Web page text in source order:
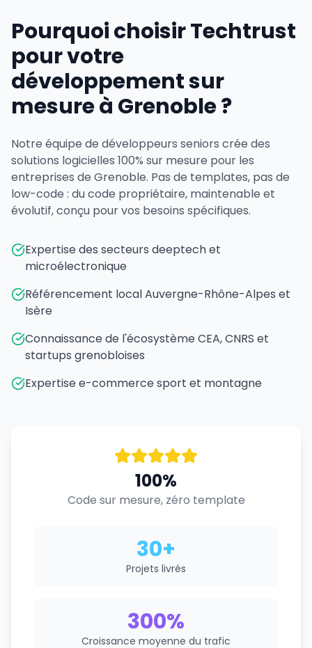
Pourquoi choisir Techtrust
pour votre
développement sur
mesure à Grenoble ?
Notre équipe de développeurs seniors crée des
solutions logicielles 100% sur mesure pour les
entreprises de Grenoble. Pas de templates, pas de
low-code : du code propriétaire, maintenable et
évolutif, conçu pour vos besoins spécifiques.
Expertise des secteurs deeptech et
microélectronique
Référencement local Auvergne-Rhône-Alpes et
Isère
Connaissance de l'écosystème CEA, CNRS et
startups grenobloises
Expertise e-commerce sport et montagne
100%
Code sur mesure, zéro template
30+
Projets livrés
300%
Croissance moyenne du trafic